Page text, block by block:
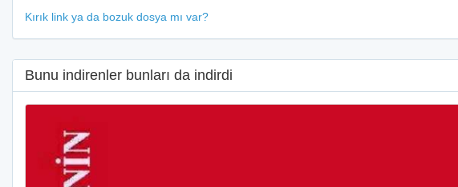
Kırık link ya da bozuk dosya mı var?
Bunu indirenler bunları da indirdi